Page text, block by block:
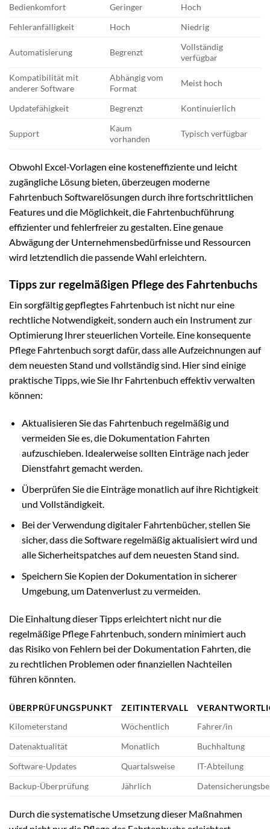
Bedienkomfort Geringer
Hoch
Fehleranfälligkeit
Hoch Niedrig
Automatisierung Begrenzt
Vollständig
verfügbar
Kompatibilität mit
anderer Software
Abhängig vom
Format
Meist hoch
Updatefähigkeit Begrenzt Kontinuierlich
Support
Kaum
vorhanden
Typisch verfügbar
Obwohl Excel-Vorlagen eine kosteneffiziente und leicht
zugängliche Lösung bieten, überzeugen moderne
Fahrtenbuch Softwarelösungen durch ihre fortschrittlichen
Features und die Möglichkeit, die Fahrtenbuchführung
effizienter und fehlerfreier zu gestalten. Eine genaue
Abwägung der Unternehmensbedürfnisse und Ressourcen
wird letztendlich die passende Wahl erleichtern.
Tipps zur regelmäßigen Pflege des Fahrtenbuchs
Ein sorgfältig gepflegtes Fahrtenbuch ist nicht nur eine
rechtliche Notwendigkeit, sondern auch ein Instrument zur
Optimierung Ihrer steuerlichen Vorteile. Eine konsequente
Pflege Fahrtenbuch sorgt dafür, dass alle Aufzeichnungen auf
dem neuesten Stand und vollständig sind. Hier sind einige
praktische Tipps, wie Sie Ihr Fahrtenbuch effektiv verwalten
können:
Aktualisieren Sie das Fahrtenbuch regelmäßig und
vermeiden Sie es, die Dokumentation Fahrten
aufzuschieben. Idealerweise sollten Einträge nach jeder
Dienstfahrt gemacht werden.
Überprüfen Sie die Einträge monatlich auf ihre Richtigkeit
und Vollständigkeit.
Bei der Verwendung digitaler Fahrtenbücher, stellen Sie
sicher, dass die Software regelmäßig aktualisiert wird und
alle Sicherheitspatches auf dem neuesten Stand sind.
Speichern Sie Kopien der Dokumentation in sicherer
Umgebung, um Datenverlust zu vermeiden.
Die Einhaltung dieser Tipps erleichtert nicht nur die
regelmäßige Pflege Fahrtenbuch, sondern minimiert auch
das Risiko von Fehlern bei der Dokumentation Fahrten, die
zu rechtlichen Problemen oder finanziellen Nachteilen
führen könnten.
ÜBERPRÜFUNGSPUNKT ZEITINTERVALL
Kilometerstand
Wöchentlich
Fahrer/in
Datenaktualität
Monatlich
Buchhaltung
Software-Updates
Quartalsweise
IT-Abteilung
Backup-Überprüfung
Jährlich
Durch die systematische Umsetzung dieser Maßnahmen